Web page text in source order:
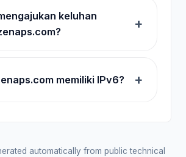
keluhan
memiliki IPv6?
automatically from public technical